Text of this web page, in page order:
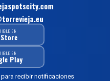
EN
EN
Play
recibir notificaciones